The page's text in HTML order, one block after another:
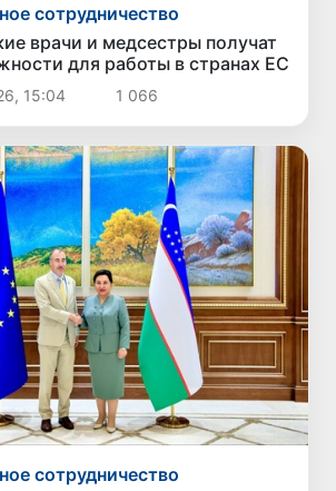
сотрудничество
врачи и медсестры получат
для работы в странах ЕС
15:04 1 066
сотрудничество